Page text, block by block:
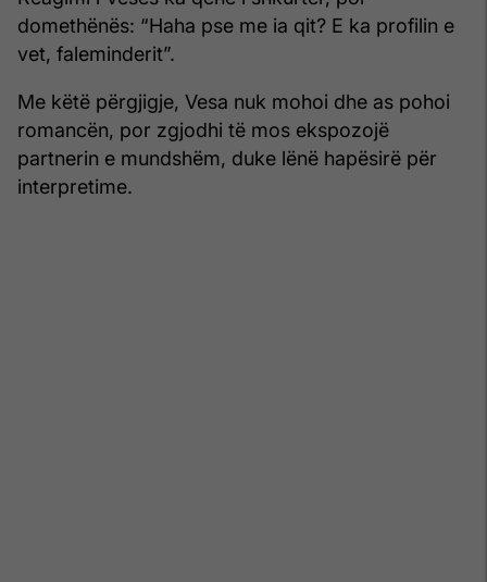
domethënës: “Haha pse me ia qit? E ka profilin e
vet, faleminderit”.
Me këtë përgjigje, Vesa nuk mohoi dhe as pohoi
romancën, por zgjodhi të mos ekspozojë
partnerin e mundshëm, duke lënë hapësirë për
interpretime.